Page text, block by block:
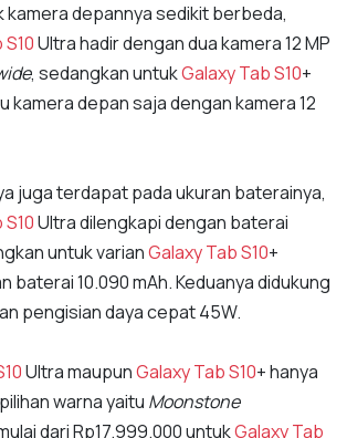
kamera depannya sedikit berbeda,
Ultra hadir dengan dua kamera 12 MP
, sedangkan untukGalaxy Tab S10+
kamera depan saja dengan kamera 12
juga terdapat pada ukuran baterainya,
Ultra dilengkapi dengan baterai
untuk varianGalaxy Tab S10+
baterai 10.090 mAh. Keduanya didukung
pengisian daya cepat 45W.
Ultra maupunGalaxy Tab S10+ hanya
warna yaitu Moonstone
dari Rp17.999.000 untukGalaxy Tab